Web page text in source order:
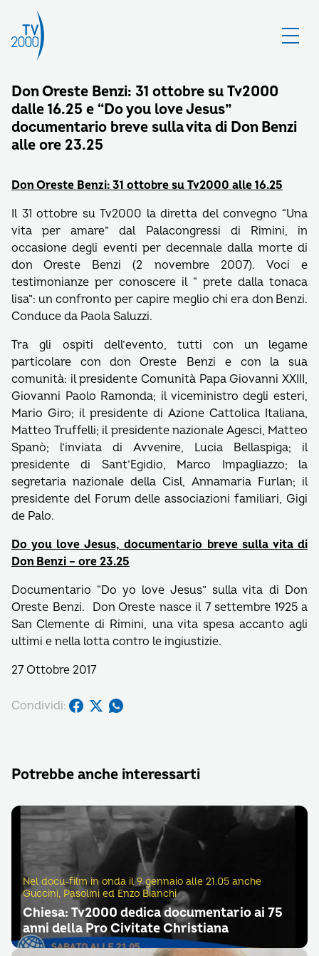
Don Oreste Benzi: 31 ottobre su Tv2000
dalle 16.25 e “Do you love Jesus”
documentario breve sulla vita di Don Benzi
alle ore 23.25
Don Oreste Benzi: 31 ottobre su Tv2000 alle 16.25
Il 31 ottobre su Tv2000 la diretta del convegno “Una
vita per amare” dal Palacongressi di Rimini, in
occasione degli eventi per decennale dalla morte di
don Oreste Benzi (2 novembre 2007). Voci e
testimonianze per conoscere il “ prete dalla tonaca
lisa”: un confronto per capire meglio chi era don Benzi.
Conduce da Paola Saluzzi.
Tra gli ospiti dell’evento, tutti con un legame
particolare con don Oreste Benzi e con la sua
comunità: il presidente Comunità Papa Giovanni XXIII,
Giovanni Paolo Ramonda; il viceministro degli esteri,
Mario Giro; il presidente di Azione Cattolica Italiana,
Matteo Truffelli; il presidente nazionale Agesci, Matteo
Spanò; l’inviata di Avvenire, Lucia Bellaspiga; il
presidente di Sant’Egidio, Marco Impagliazzo; la
segretaria nazionale della Cisl, Annamaria Furlan; il
presidente del Forum delle associazioni familiari, Gigi
de Palo.
Do you love Jesus, documentario breve sulla vita di
Don Benzi – ore 23.25
Documentario “Do yo love Jesus” sulla vita di Don
Oreste Benzi. Don Oreste nasce il 7 settembre 1925 a
San Clemente di Rimini, una vita spesa accanto agli
ultimi e nella lotta contro le ingiustizie.
27 Ottobre 2017
Condividi:
Potrebbe anche interessarti
Nel docu-film in onda il 9 gennaio alle 21.05 anche
Guccini, Pasolini ed Enzo Bianchi
Chiesa: Tv2000 dedica documentario ai 75
anni della Pro Civitate Christiana